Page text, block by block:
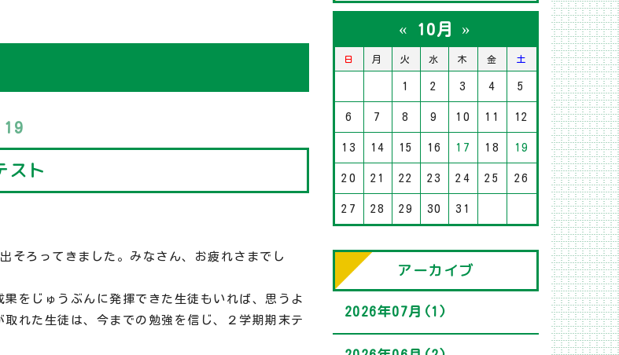
スト
そろってきました。みなさん、お疲れさまでし
をじゅうぶんに発揮できた生徒もいれば、思うよ
れた生徒は、今までの勉強を信じ、２学期期末テ
« 10月 »
日 月 火 水 木 金 土
1 2 3 4 5
6 7 8 9 10 11 12
13 14 15 16 17 18 19
20 21 22 23 24 25 26
27 28 29 30 31
アーカイブ
2026年07月(1)